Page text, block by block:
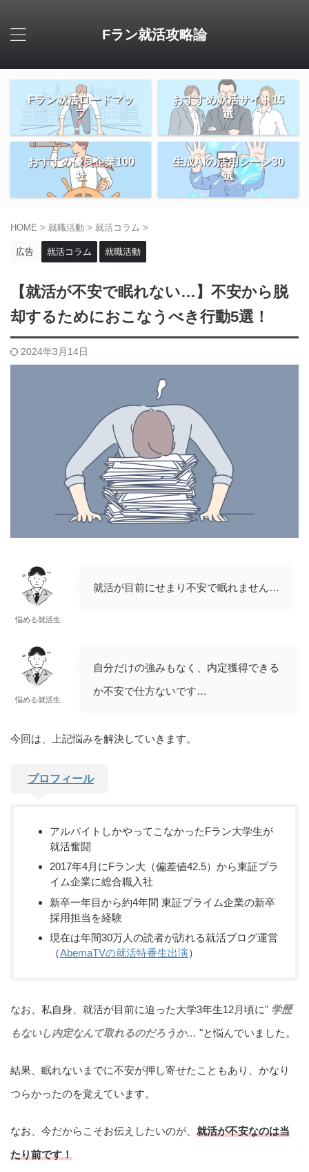
Fラン就活攻略論
Fラン就活ロードマッ
プ
おすすめ就活サイト15
選
おすすめ優良企業100
社
生成AIの活用シーン30
選
HOME > 就職活動 > 就活コラム >
広告 就活コラム 就職活動
【就活が不安で眠れない…】不安から脱
却するためにおこなうべき行動5選！
2024年3月14日
悩める就活生
就活が目前にせまり不安で眠れません…
悩める就活生
自分だけの強みもなく、内定獲得できる
か不安で仕方ないです…
今回は、上記悩みを解決していきます。
プロフィール
アルバイトしかやってこなかったFラン大学生が
就活奮闘
2017年4月にFラン大（偏差値42.5）から東証プラ
イム企業に総合職入社
新卒一年目から約4年間 東証プライム企業の新卒
採用担当を経験
現在は年間30万人の読者が訪れる就活ブログ運営
（AbemaTVの就活特番生出演）
なお、私自身、就活が目前に迫った大学3年生12月頃に" 学歴
もないし内定なんて取れるのだろうか… "と悩んでいました。
結果、眠れないまでに不安が押し寄せたこともあり、かなり
つらかったのを覚えています。
なお、今だからこそお伝えしたいのが、 就活が不安なのは当
たり前です！